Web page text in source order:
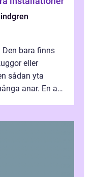
Den bara finns
eller
sådan yta
anar. En av